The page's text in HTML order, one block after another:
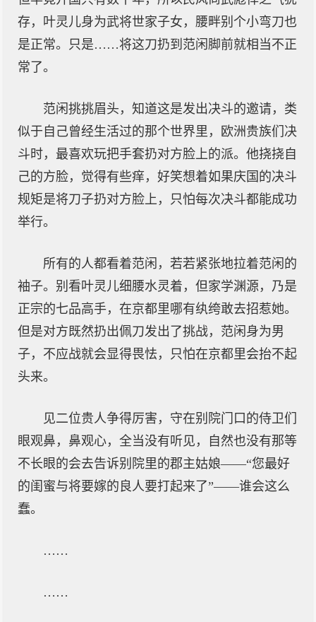
存，叶灵儿身为武将世家子女，腰畔别个小弯刀也
是正常。只是……将这刀扔到范闲脚前就相当不正
常了。
范闲挑挑眉头，知道这是发出决斗的邀请，类
似于自己曾经生活过的那个世界里，欧洲贵族们决
斗时，最喜欢玩把手套扔对方脸上的派。他挠挠自
己的方脸，觉得有些痒，好笑想着如果庆国的决斗
规矩是将刀子扔对方脸上，只怕每次决斗都能成功
举行。
所有的人都看着范闲，若若紧张地拉着范闲的
袖子。别看叶灵儿细腰水灵着，但家学渊源，乃是
正宗的七品高手，在京都里哪有纨绔敢去招惹她。
但是对方既然扔出佩刀发出了挑战，范闲身为男
子，不应战就会显得畏怯，只怕在京都里会抬不起
头来。
见二位贵人争得厉害，守在别院门口的侍卫们
眼观鼻，鼻观心，全当没有听见，自然也没有那等
不长眼的会去告诉别院里的郡主姑娘——“您最好
的闺蜜与将要嫁的良人要打起来了”——谁会这么
蠢。
……
……